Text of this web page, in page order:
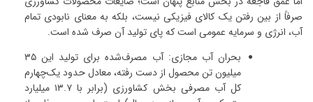
صرفاً از بین رفتن یک کالای فیزیکی نیست، بلکه به معنای نابودی تمام
آب، انرژی و سرمایه عمومی است که پای تولید آن صرف شده است.
بحران آب مجازی:آب مصرف‌شده برای تولید این ۳۵
میلیون تن محصول از دست رفته، معادل حدود یک‌چهارم
کل آب مصرفی بخش کشاورزی (برابر با ۱۳.۷میلیارد